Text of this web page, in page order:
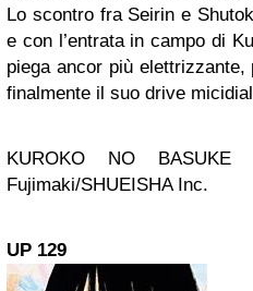
Lo scontro fra Seirin e
e con l’entrata in campo di
piega ancor più
finalmente il suo drive
KUROKO NO
Fujimaki/SHUEISHA Inc.
UP 129